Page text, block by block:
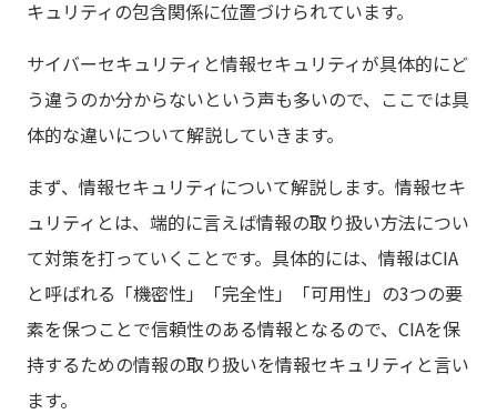
キュリティの包含関係に位置づけられています。
サイバーセキュリティと情報セキュリティが具体的にど
う違うのか分からないという声も多いので、ここでは具
体的な違いについて解説していきます。
まず、情報セキュリティについて解説します。情報セキ
ュリティとは、端的に言えば情報の取り扱い方法につい
て対策を打っていくことです。具体的には、情報はCIA
と呼ばれる「機密性」「完全性」「可用性」の3つの要
素を保つことで信頼性のある情報となるので、CIAを保
持するための情報の取り扱いを情報セキュリティと言い
ます。